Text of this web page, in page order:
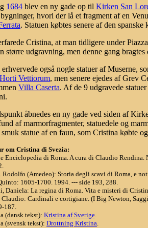
1684 blev en ny gade op til Kirken San
hvori der lå et fragment af en
. Statuen købtes senere af den
Cristina, at man tidligere under
større udgravning, men denne gang
også nogle statuer af Muserne,
Horti Vettiorum, men senere ejedes af Grev
Villa Caserta. Af de 9 udgravede
åbnedes en ny gade ved siden af
af marmorfragmenter, statuedele og
smuk statue af en faun, som Cristina købte
om Cristina di Svezia:
Enciclopedia di Roma. A cura di Claudio
Rodolfo (Amedeo): Storia degli scavi di Roma, e
1605-1700. 1994. --- side 193, 288.
Daniela: La regina di Roma. Vita e misteri di
Claudio: Cardinali e cortigiane. (I Big Newton,
187.
(dansk tekst): Kristina af Sverige.
(svensk tekst): Drottning Kristina.